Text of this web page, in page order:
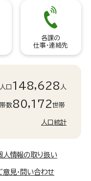
各課の
仕事・連絡先
口 148,628 人
数80,172世帯
人口統計
人情報の取り扱い
意見・問い合わせ